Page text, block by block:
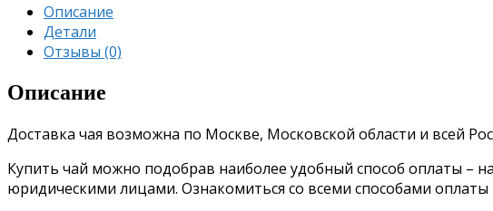
Описание
Детали
Отзывы (0)
Описание
Доставка чая возможна по Москве, Московской области и всей
Купить чай можно подобрав наиболее удобный способ оплаты –
юридическими лицами. Ознакомиться со всеми способами